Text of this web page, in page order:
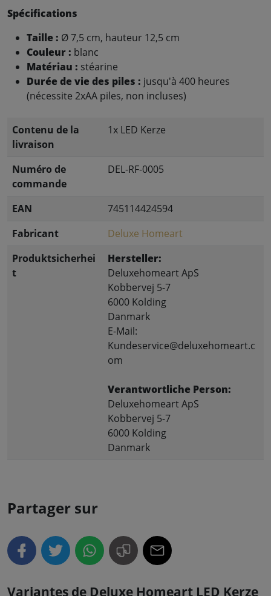
Spécifications
Taille : Ø 7,5 cm, hauteur 12,5 cm
Couleur : blanc
Matériau : stéarine
Durée de vie des piles : jusqu'à 400 heures
(nécessite 2xAA piles, non incluses)
Contenu de la
livraison
1x LED Kerze
Numéro de
commande
DEL-RF-0005
EAN
745114424594
Fabricant
Deluxe Homeart
Produktsicherhei
t
Hersteller:
Deluxehomeart ApS
Kobbervej 5-7
6000 Kolding
Danmark
E-Mail:
Kundeservice@deluxehomeart.c
om
Verantwortliche Person:
Deluxehomeart ApS
Kobbervej 5-7
6000 Kolding
Danmark
Partager sur
Variantes de Deluxe Homeart LED Kerze